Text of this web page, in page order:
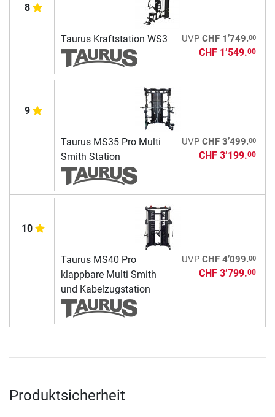
8
Taurus Kraftstation WS3 UVP CHF 1’749.00
CHF 1’549.00
9
Taurus MS35 Pro Multi
Smith Station
UVP CHF 3’499.00
CHF 3’199.00
10
Taurus MS40 Pro
klappbare Multi Smith
und Kabelzugstation
UVP CHF 4’099.00
CHF 3’799.00
Produktsicherheit